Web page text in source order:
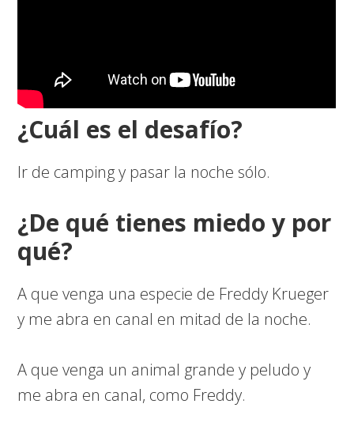
¿Cuál es el desafío?
Ir de camping y pasar la noche sólo.
¿De qué tienes miedo y por
qué?
A que venga una especie de Freddy Krueger
y me abra en canal en mitad de la noche.
A que venga un animal grande y peludo y
me abra en canal, como Freddy.